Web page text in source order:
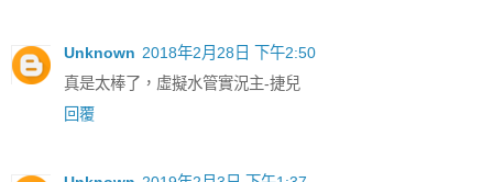
Unknown 2018年2月28日 下午2:50
真是太棒了，虛擬水管實況主-捷兒
回覆